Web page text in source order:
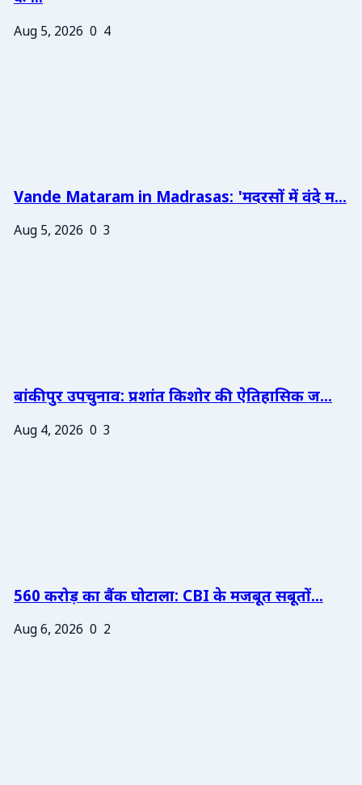
Aug 5, 2026 0 4
Vande Mataram in Madrasas: 'मदरसों में वंदे म...
Aug 5, 2026 0 3
बांकीपुर उपचुनाव: प्रशांत किशोर की ऐतिहासिक ज...
Aug 4, 2026 0 3
560 करोड़ का बैंक घोटाला: CBI के मजबूत सबूतों...
Aug 6, 2026 0 2